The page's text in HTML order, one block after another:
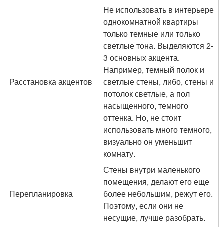
Расстановка акцентов
Не использовать в интерьере
однокомнатной квартиры
только темные или только
светлые тона. Выделяются 2-
3 основных акцента.
Например, темный полок и
светлые стены, либо, стены и
потолок светлые, а пол
насыщенного, темного
оттенка. Но, не стоит
использовать много темного,
визуально он уменьшит
комнату.
Перепланировка
Стены внутри маленького
помещения, делают его еще
более небольшим, режут его.
Поэтому, если они не
несущие, лучше разобрать.